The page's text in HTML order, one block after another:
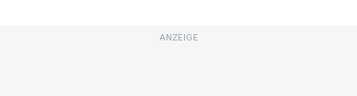
ANZEIGE